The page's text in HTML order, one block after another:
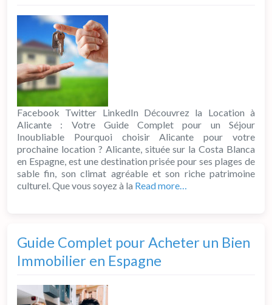
Facebook Twitter LinkedIn Découvrez la Location à
Alicante : Votre Guide Complet pour un Séjour
Inoubliable Pourquoi choisir Alicante pour votre
prochaine location ? Alicante, située sur la Costa Blanca
en Espagne, est une destination prisée pour ses plages de
sable fin, son climat agréable et son riche patrimoine
culturel. Que vous soyez à la Read more…
Guide Complet pour Acheter un Bien
Immobilier en Espagne